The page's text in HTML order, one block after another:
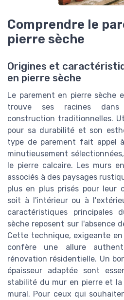
Comprendre le
pierre sèche
Origines et
en pierre sèche
Le parement en pierre sèche
trouve ses racines
construction traditionnelles.
pour sa durabilité et son
type de parement fait appel
minutieusement
le pierre calcaire. Les murs
associés à des paysages
plus en plus prisés pour leur
soit à l'intérieur ou à
caractéristiques principales
sèche reposent sur l'absence
Cette technique, exigeante
confère une allure
rénovation résidentielle. Un
épaisseur adaptée sont
stabilité du mur en pierre et
mural. Pour ceux qui